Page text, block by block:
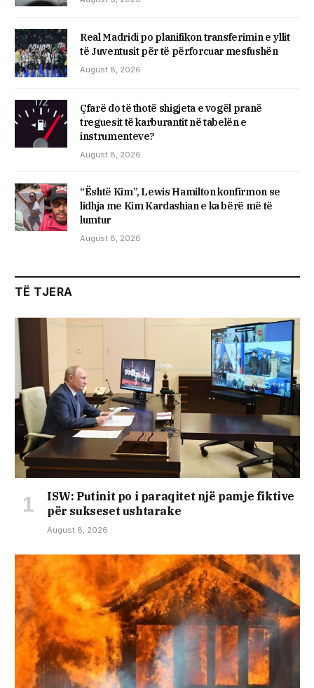
Real Madridi po planifikon transferimin e yllit
të Juventusit për të përforcuar mesfushën
August 8, 2026
Çfarë do të thotë shigjeta e vogël pranë
treguesit të karburantit në tabelën e
instrumenteve?
August 8, 2026
“Është Kim”, Lewis Hamilton konfirmon se
lidhja me Kim Kardashian e ka bërë më të
lumtur
August 8, 2026
TË TJERA
ISW: Putinit po i paraqitet një pamje fiktive
për sukseset ushtarake
August 8, 2026